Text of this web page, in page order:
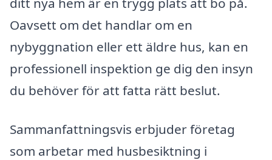
Oavsett om det handlar om en
nybyggnation eller ett äldre hus, kan en
professionell inspektion ge dig den insyn
du behöver för att fatta rätt beslut.
Sammanfattningsvis erbjuder företag
som arbetar med husbesiktning i